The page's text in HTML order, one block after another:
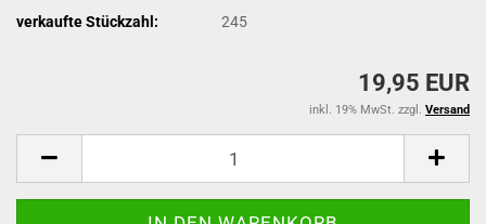
verkaufte Stückzahl:
245
19,95 EUR
inkl. 19% MwSt. zzgl. Versand